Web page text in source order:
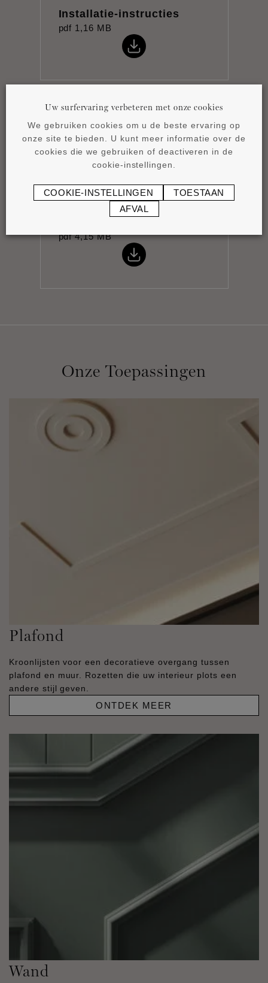
Installatie-instructies
pdf 1,16 MB
pdf 4,15 MB
Onze Toepassingen
Plafond
Kroonlijsten voor een decoratieve overgang tussen
plafond en muur. Rozetten die uw interieur plots een
andere stijl geven.
ONTDEK MEER
Wand
Uw surfervaring verbeteren met onze cookies
We gebruiken cookies om u de beste ervaring op
onze site te bieden. U kunt meer informatie over de
cookies die we gebruiken of deactiveren in de
cookie-instellingen.
COOKIE-INSTELLINGEN
TOESTAAN
AFVAL